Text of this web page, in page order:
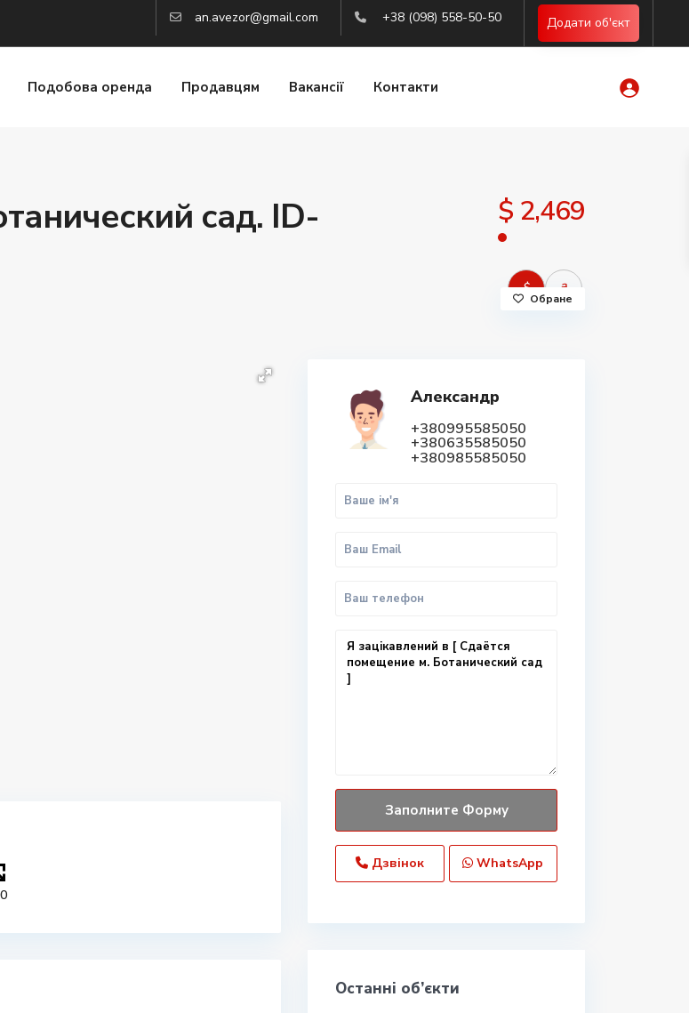
an.avezor@gmail.com +38 (098) 558-50-50 Додати об'єкт
Подобова оренда Продавцям Вакансії Контакти
сад. ID-
$ 2,469
$ ₴
Обране
Александр
+380995585050
+380635585050
+380985585050
Дзвінок WhatsApp
Останні об’єкти